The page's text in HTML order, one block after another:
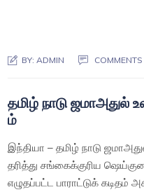
BY:ADMIN
தமிழ் நாடு ஜமாஅதுல்
ம்
இந்தியா – தமிழ் நாடு
தரித்து சங்கைக்குரிய
எழுதப்பட்ட பாராட்டுக்